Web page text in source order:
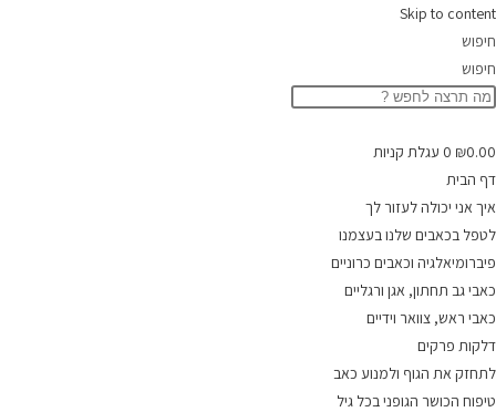
Skip to content
חיפוש
חיפוש
₪0.00
0 עגלת קניות
דף הבית
איך אני יכולה לעזור לך
לטפל בכאבים שלנו בעצמנו
פיברומיאלגיה וכאבים כרוניים
כאבי גב תחתון, אגן ורגליים
כאבי ראש, צוואר וידיים
דלקות פרקים
לתחזק את הגוף ולמנוע כאב
טיפוח הכושר הגופני בכל גיל